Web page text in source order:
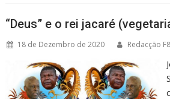
“Deus” e o rei jacaré
18 de Dezembro de 2020 Redacção F8